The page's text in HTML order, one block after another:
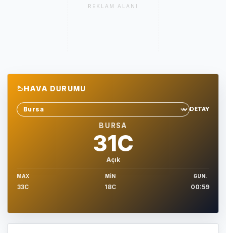
REKLAM ALANI
HAVA DURUMU
Sehir sec
DETAY
BURSA
31C
Açık
MAX
33C
MIN
18C
GUN.
00:59